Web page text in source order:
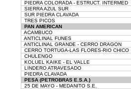
PIEDRA COLORADA - ESTRUCT. INTERMED
SIERRA AZUL SUR
SUR PIEDRA CLAVADA
TRES PICOS
PAN AMERICAN
ACAMBUCO
ANTICLINAL FUNES
ANTICLINAL GRANDE - CERRO DRAGON
CERRO TORTUGA-LAS FLORES-RIO CHICO
CHULENGO
KOLUEL KAIKE - EL VALLE
LINDERO ATRAVESADO
PIEDRA CLAVADA
PESA (PETROBRAS E.S.A.)
25 DE MAYO - MEDANITO S.E.